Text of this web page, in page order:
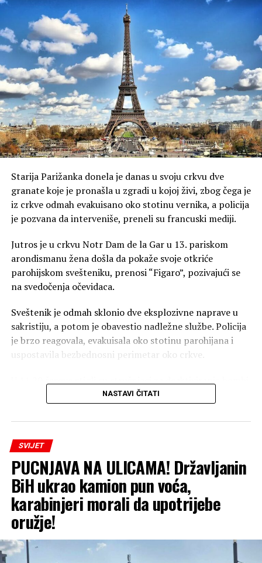
Starija Parižanka donela je danas u svoju crkvu dve
granate koje je pronašla u zgradi u kojoj živi, zbog čega je
iz crkve odmah evakuisano oko stotinu vernika, a policija
je pozvana da interveniše, preneli su francuski mediji.
Jutros je u crkvu Notr Dam de la Gar u 13. pariskom
arondismanu žena došla da pokaže svoje otkriće
parohijskom svešteniku, prenosi “Figaro”, pozivajući se
na svedočenja očevidaca.
Sveštenik je odmah sklonio dve eksplozivne naprave u
sakristiju, a potom je obavestio nadležne službe. Policija
je brzo reagovala, evakuisala oko stotinu parohijana i
uspostavila bezbednosni perimetar oko crkve.
identifikovali predmete kao “manevarsku i dimnu
bombu”, koje ne predstavljaju opasnost po živote ljudi, i
ukinuli mere bezbednosti kako bi crkvena služba bila
nastavljena.
Pretres je, takođe, izvršen u kući starije žene, ali nisu
pronađene druge bombe, a sveštenik je rekao da ne želi
da podnese zvaničnu tužbu.
(Tanjug)
NASTAVI ČITATI
SVIJET
PUCNJAVA NA ULICAMA! Državljanin
BiH ukrao kamion pun voća,
karabinjeri morali da upotrijebe
oružje!